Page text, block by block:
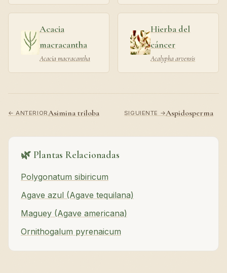
Acacia
macracantha
Acacia macracantha
Hierba del
cáncer
Acalypha arvensis
← ANTERIORAsimina triloba SIGUIENTE →Aspidosperma
🌿 Plantas Relacionadas
Polygonatum sibiricum
Agave azul (Agave tequilana)
Maguey (Agave americana)
Ornithogalum pyrenaicum